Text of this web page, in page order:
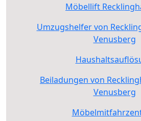
Möbellift
Umzugshelfer von
Venusberg
Beiladungen von
Venusberg